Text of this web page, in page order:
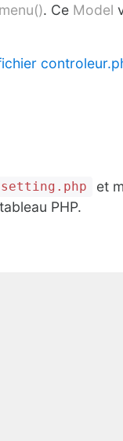
. Ce Model
setting.php
et
PHP.